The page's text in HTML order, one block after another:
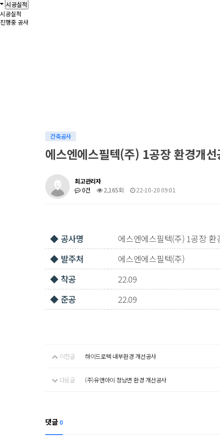
시공실적
시공실적
진행중 공사
건축공사
에스엔에스필텍(주) 1공장 환경개선
최고관리자
0건
2,165회 22-10-20 09:01
◆ 공사명
에스엔에스필텍(주) 1공장 환
◆ 발주처
에스엔에스필텍(주)
◆ 착공
22.09
◆ 준공
22.09
이전글 하이드로텍 내부환경 개선공사
다음글 (주)유앤아이 정남면 환경 개선공사
댓글 0